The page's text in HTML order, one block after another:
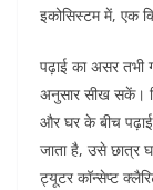
इकोसिस्टम में, एक
पढ़ाई का असर तभी
अनुसार सीख सकें।
और घर के बीच
जाता है, उसे छात्र
ट्यूटर कॉन्सेप्ट